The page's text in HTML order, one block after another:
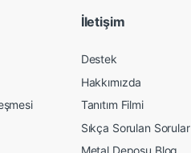
İletişim
Destek
Hakkımızda
Tanıtım Filmi
Sıkça Sorulan Sorular